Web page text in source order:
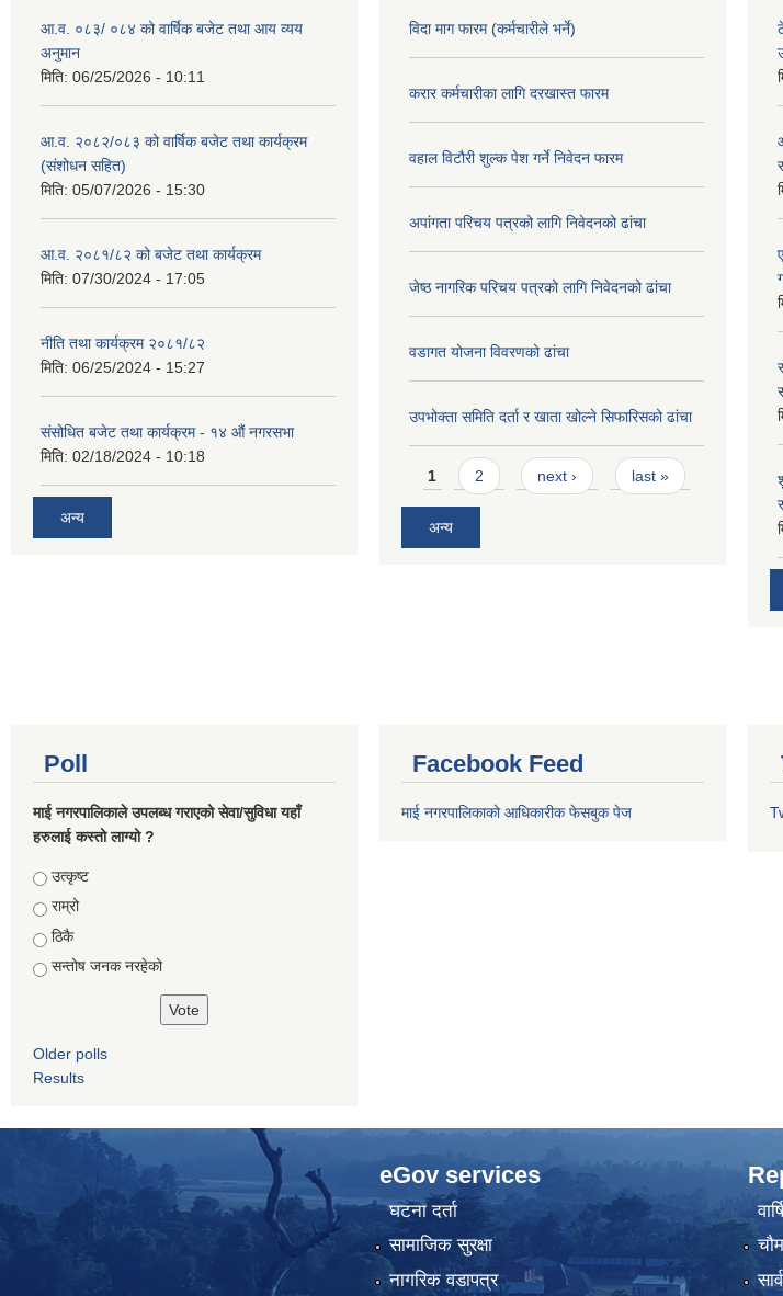
आ.व. ०८३/ ०८४ को वार्षिक बजेट तथा आय व्यय
अनुमान
मिति: 06/25/2026 - 10:11
आ.व. २०८२/०८३ को वार्षिक बजेट तथा कार्यक्रम
(संशोधन सहित)
मिति: 05/07/2026 - 15:30
आ.व. २०८१/८२ को बजेट तथा कार्यक्रम
मिति: 07/30/2024 - 17:05
नीति तथा कार्यक्रम २०८१/८२
मिति: 06/25/2024 - 15:27
संसोधित बजेट तथा कार्यक्रम - १४ औं नगरसभा
मिति: 02/18/2024 - 10:18
अन्य
विदा माग फारम (कर्मचारीले भर्ने)
करार कर्मचारीका लागि दरखास्त फारम
वहाल विटौरी शुल्क पेश गर्ने निवेदन फारम
अपांगता परिचय पत्रको लागि निवेदनको ढांचा
जेष्ठ नागरिक परिचय पत्रको लागि निवेदनको ढांचा
वडागत योजना विवरणको ढांचा
उपभोक्ता समिति दर्ता र खाता खोल्ने सिफारिसको ढांचा
Pages
1 2 next › last »
अन्य
Poll
माई नगरपालिकाले उपलब्ध गराएको सेवा/सुविधा यहाँ
हरुलाई कस्तो लाग्यो ?
Choices
उत्कृष्ट
राम्रो
ठिकै
सन्तोष जनक नरहेको
Older polls
Results
Facebook Feed
माई नगरपालिकाको आधिकारीक फेसबुक पेज
eGov services
घटना दर्ता
सामाजिक सुरक्षा
नागरिक वडापत्र